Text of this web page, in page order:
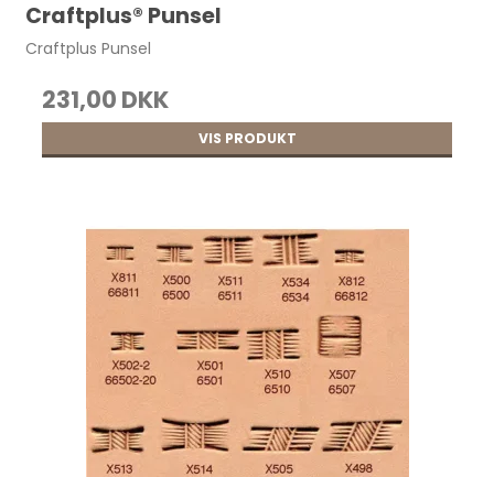
Craftplus® Punsel
Craftplus Punsel
231,00 DKK
VIS PRODUKT